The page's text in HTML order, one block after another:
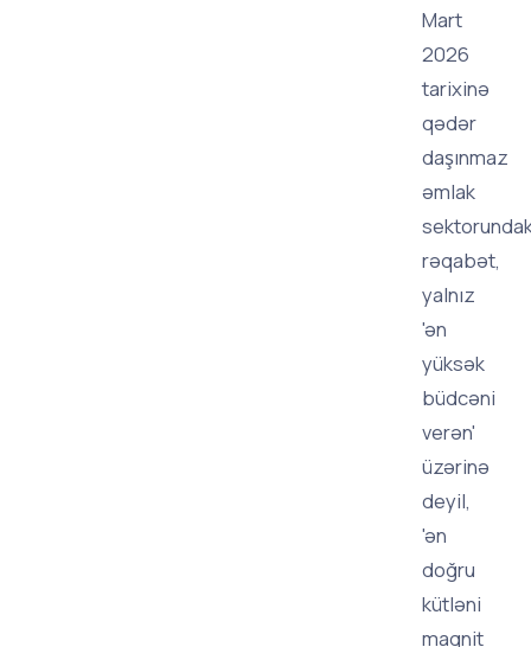
Mart
2026
tarixinə
qədər
daşınmaz
əmlak
rəqabət,
yalnız
'ən
yüksək
büdcəni
verən'
üzərinə
deyil,
'ən
doğru
kütləni
maqnit